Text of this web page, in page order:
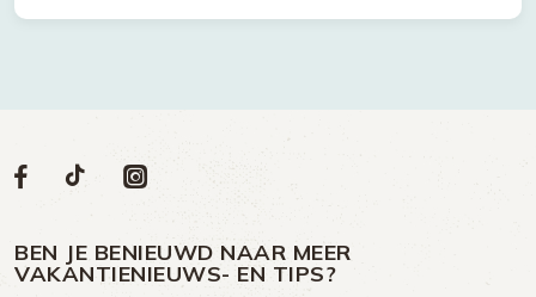
Volg
op
Social
Volg
op
Facebook
Volg
op
TikTok
Volg
op
Instagram
BEN JE BENIEUWD NAAR MEER
VAKANTIENIEUWS- EN TIPS?